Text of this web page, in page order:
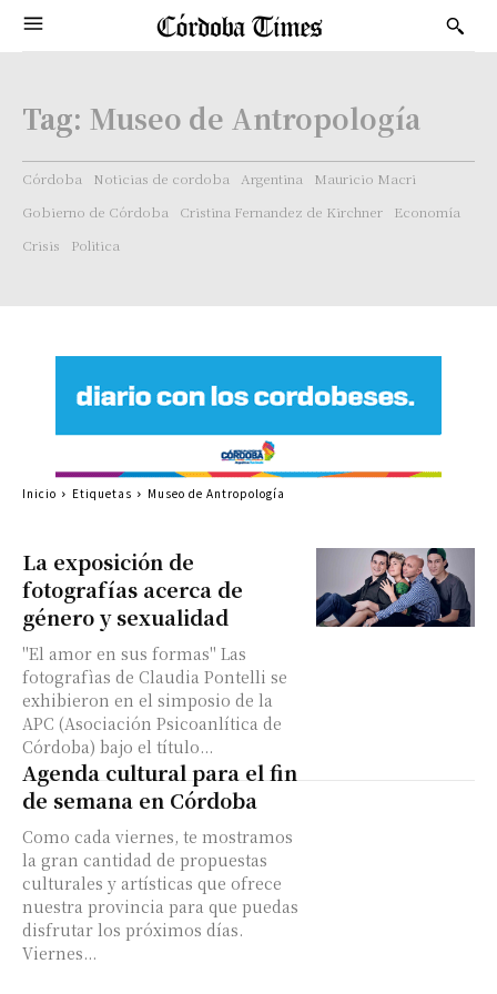
Tag: Museo de Antropología
Córdoba Noticias de cordoba Argentina
Mauricio Macri
Gobierno de Córdoba
Cristina Fernandez de Kirchner
Economía
Crisis
Politica
La exposición de
fotografías acerca de
género y sexualidad
"El amor en sus formas" Las
fotografìas de Claudia Pontelli se
exhibieron en el simposio de la
APC (Asociación Psicoanlítica de
Córdoba) bajo el título...
Agenda cultural para el fin
de semana en Córdoba
Como cada viernes, te mostramos
la gran cantidad de propuestas
culturales y artísticas que ofrece
nuestra provincia para que puedas
disfrutar los próximos días.
Viernes...
Inicio Etiquetas Museo de Antropología